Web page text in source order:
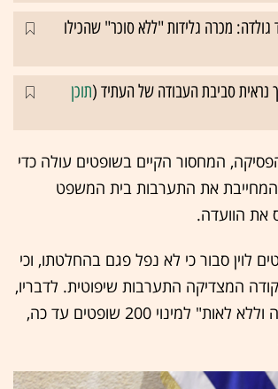
גולדה: מכרה גלידות "ללא סוכר" שהכילו
נראית סביבת העבודה של העתיד (תוכן
המחסור הקיים בשופטים עולה כדי
את התערבות בית המשפט
את הוועדה.
לוין סבור כי לא נפל פגם בהחלטתו, וכי
המצדיקה התערבות שיפוטית. לדבריו,
הוא פעל "בשקידה וללא לאות" למינוי 200 שופטים עד כה,